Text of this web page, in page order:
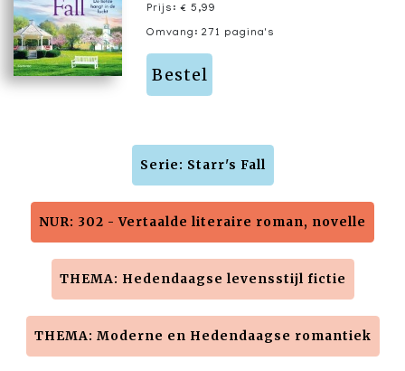
Prijs: € 5,99
Omvang: 271 pagina's
Bestel
Serie: Starr's Fall
NUR: 302 - Vertaalde literaire roman, novelle
THEMA: Hedendaagse levensstijl fictie
THEMA: Moderne en Hedendaagse romantiek